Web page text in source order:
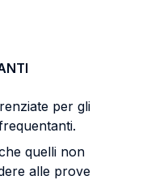
per gli
quelli non
alle prove